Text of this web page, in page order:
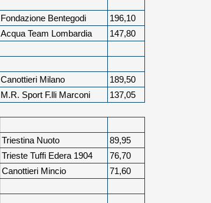
Fondazione Bentegodi
196,10
Acqua Team Lombardia 147,80
Canottieri Milano
189,50
M.R. Sport F.lli Marconi 137,05
Triestina Nuoto
89,95
Trieste Tuffi Edera 1904
76,70
Canottieri Mincio 71,60